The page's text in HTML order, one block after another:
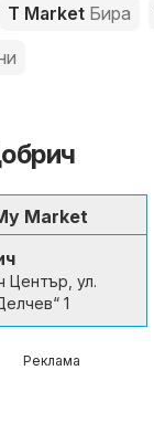
T Market Бира
Market
Център, ул.
1
Реклама